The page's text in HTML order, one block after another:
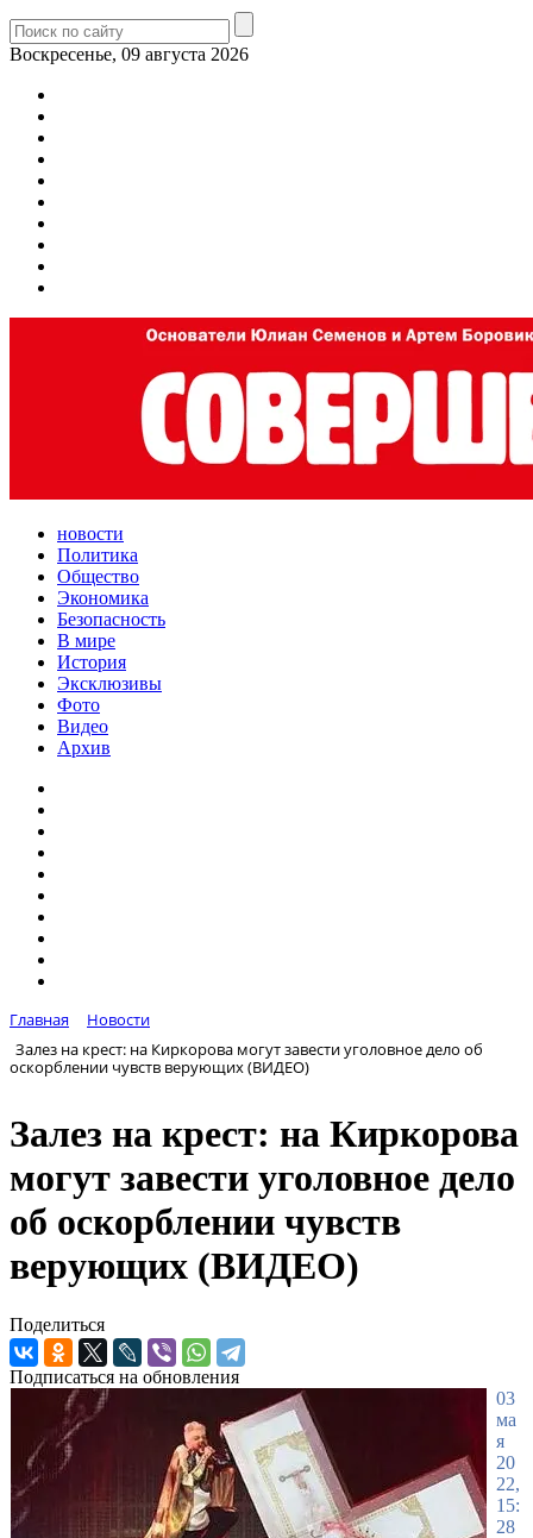
Воскресенье, 09 августа 2026
новости
Политика
Общество
Экономика
Безопасность
В мире
История
Эксклюзивы
Фото
Видео
Архив
Главная
Новости
Залез на крест: на Киркорова могут завести уголовное дело об
оскорблении чувств верующих (ВИДЕО)
Залез на крест: на Киркорова
могут завести уголовное дело
об оскорблении чувств
верующих (ВИДЕО)
Поделиться
Подписаться на обновления
03
ма
я
20
22,
15:
28